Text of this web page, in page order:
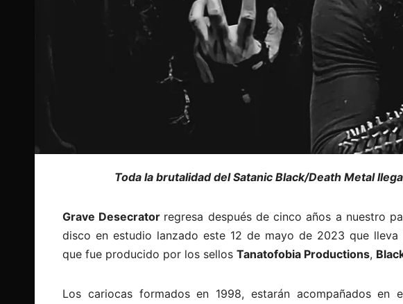
Toda la brutalidad del Satanic Black/Death Metal
Grave Desecrator regresa después de cinco años a nuestro
disco en estudio lanzado este 12 de mayo de 2023 que lleva
que fue producido por los sellos Tanatofobia Productions,
Los cariocas formados en 1998, estarán acompañados